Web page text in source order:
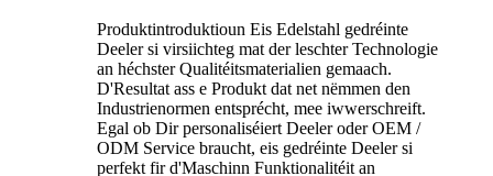
Produktintroduktioun Eis Edelstahl gedréinte
Deeler si virsiichteg mat der leschter Technologie
an héchster Qualitéitsmaterialien gemaach.
D'Resultat ass e Produkt dat net nëmmen den
Industrienormen entsprécht, mee iwwerschreift.
Egal ob Dir personaliséiert Deeler oder OEM /
ODM Service braucht, eis gedréinte Deeler si
perfekt fir d'Maschinn Funktionalitéit an